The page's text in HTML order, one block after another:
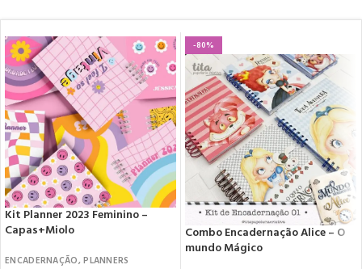
Kit Planner 2023 Feminino –
Capas+Miolo
ENCADERNAÇÃO,PLANNERS
-80%
Combo Encadernação Alice – O
mundo Mágico